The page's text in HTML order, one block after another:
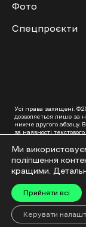
Фото
Спецпроєкти
Усі права захищені.
дозволяється лише за
нижче другого абзацу.
за наявності
схвалення від редакції.
Суб’єкт у сфері
адреса: ГО «Ґвара
№7400
Підкинь нам тему на
Модернізація сайту:
Ми
поліпшення
кращими.
Прийняти всі
Керувати